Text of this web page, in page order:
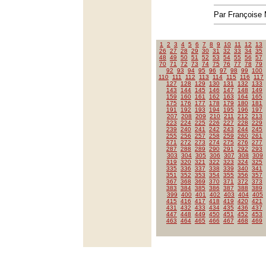
Par Françoise
1 2 3 4 5 6 7 8 9 10 11 12
13
26
27 28 29 30 31 32 33 34 35
48
49 50 51 52 53 54 55 56
57
70 71 72 73 74 75 76 77 78
79
92
93 94 95 96 97 98 99
100
110
111 112 113 114 115 116
117
127
128 129 130 131 132
133
143
144 145 146 147 148
149
159
160 161 162 163 164
165
175
176 177 178 179 180
181
191
192 193 194 195 196
197
207
208 209 210 211 212
213
223
224 225 226 227 228
229
239
240 241 242 243 244 245
255
256 257 258 259 260 261
271
272 273 274 275 276
277
287
288 289 290 291 292
293
303
304 305 306 307 308
309
319
320 321 322 323 324 325
335
336 337 338 339 340 341
351
352 353 354 355 356
357
367
368 369 370 371 372
373
383
384 385 386 387 388
389
399
400 401 402 403 404 405
415
416 417 418 419 420 421
431
432 433 434 435 436
437
447
448 449 450 451 452
453
463
464 465 466 467 468 469